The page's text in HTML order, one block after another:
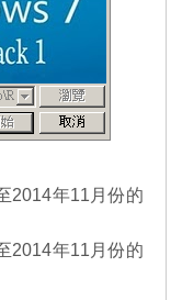
2014年11月份的
2014年11月份的